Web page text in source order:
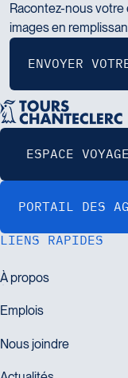
Racontez-nous
images en
Consentement
de mes droits
j'accepte que ces
des fins
internet, réseaux
LIENS RAPIDES